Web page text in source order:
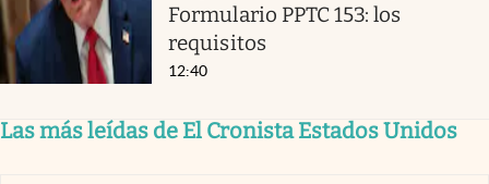
Formulario PPTC 153: los
requisitos
12:40
Las más leídas de El Cronista Estados Unidos